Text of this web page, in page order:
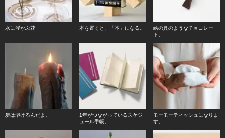
水に浮かぶ花 本を置くと、「本」になる。
絵の具のようなチョコレー
ト。
炭は溶けるんだよ。
1年がつながっているスケジ
ュール手帳。
モーモーティッシュになりま
す。